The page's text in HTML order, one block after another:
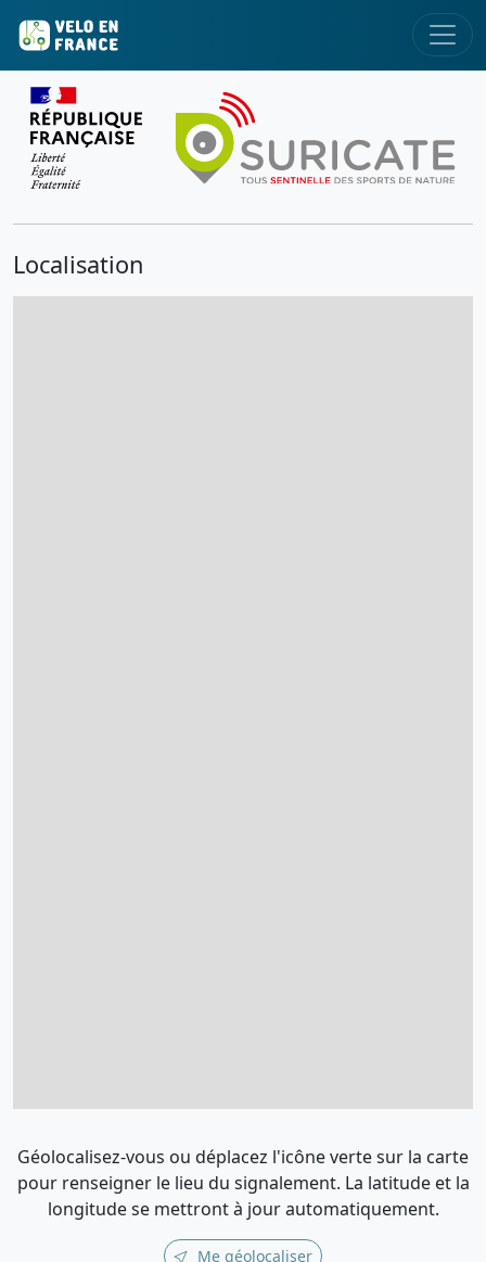
Localisation
Géolocalisez-vous ou déplacez l'icône verte sur la carte
pour renseigner le lieu du signalement. La latitude et la
longitude se mettront à jour automatiquement.
Me géolocaliser